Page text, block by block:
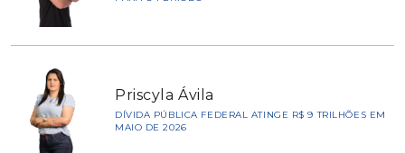
Priscyla Ávila
DÍVIDA PÚBLICA FEDERAL ATINGE R$ 9 TRILHÕES EM
MAIO DE 2026